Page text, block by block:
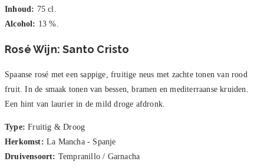
Inhoud: 75 cl.
Alcohol: 13 %.
Rosé Wijn: Santo Cristo
Spaanse rosé met een sappige, fruitige neus met zachte tonen van rood
fruit. In de smaak tonen van bessen, bramen en mediterraanse kruiden.
Een hint van laurier in de mild droge afdronk.
Type: Fruitig & Droog
Herkomst: La Mancha - Spanje
Druivensoort: Tempranillo / Garnacha